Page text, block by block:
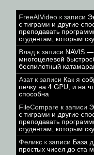
FreeAIVideo к записи
с тиграми и другие
преподавать
студентам, которым
Влад к записи NAVIS —
многоцелевой
беспилотный
Азатк записи Как я
печку на 4 GPU, и на
способна
FileCompare к записи
с тиграми и другие
преподавать
студентам, которым
Феликс к записи База
простых чисел до ста